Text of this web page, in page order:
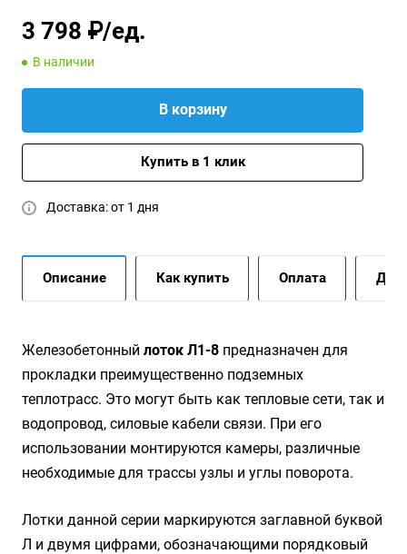
3 798 ₽/ед.
В наличии
В корзину
Купить в 1 клик
Доставка: от 1 дня
Описание Как купить Оплата
Железобетонный лоток Л1-8 предназначен для
прокладки преимущественно подземных
теплотрасс. Это могут быть как тепловые сети, так и
водопровод, силовые кабели связи. При его
использовании монтируются камеры, различные
необходимые для трассы узлы и углы поворота.
Лотки данной серии маркируются заглавной буквой
Л и двумя цифрами, обозначающими порядковый